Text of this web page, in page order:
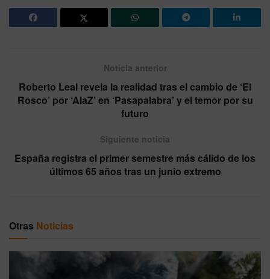
Noticia anterior
Roberto Leal revela la realidad tras el cambio de ‘El
Rosco’ por ‘AlaZ’ en ‘Pasapalabra’ y el temor por su
futuro
Siguiente noticia
España registra el primer semestre más cálido de los
últimos 65 años tras un junio extremo
Otras Noticias